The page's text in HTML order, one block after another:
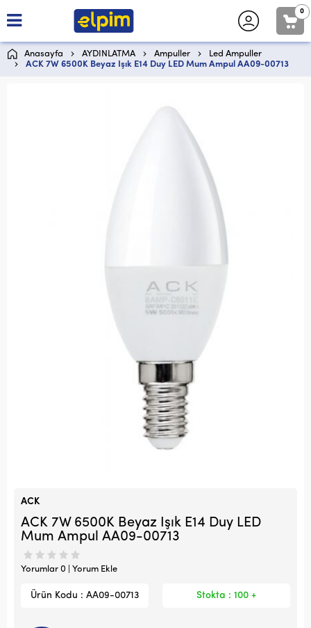
0
Anasayfa AYDINLATMA Ampuller
Led Ampuller
ACK 7W 6500K Beyaz Işık E14 Duy LED Mum Ampul AA09-00713
ACK
ACK 7W 6500K Beyaz Işık E14 Duy LED
Mum Ampul AA09-00713
Yorumlar 0 | Yorum Ekle
Ürün Kodu : AA09-00713 Stokta : 100 +